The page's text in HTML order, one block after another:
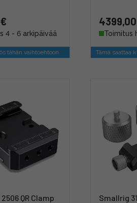
4 - 6 arkipäivää
tähän vaihtoehtoon
Toimitus
Tämä saattaa
QR Clamp
Smallrig